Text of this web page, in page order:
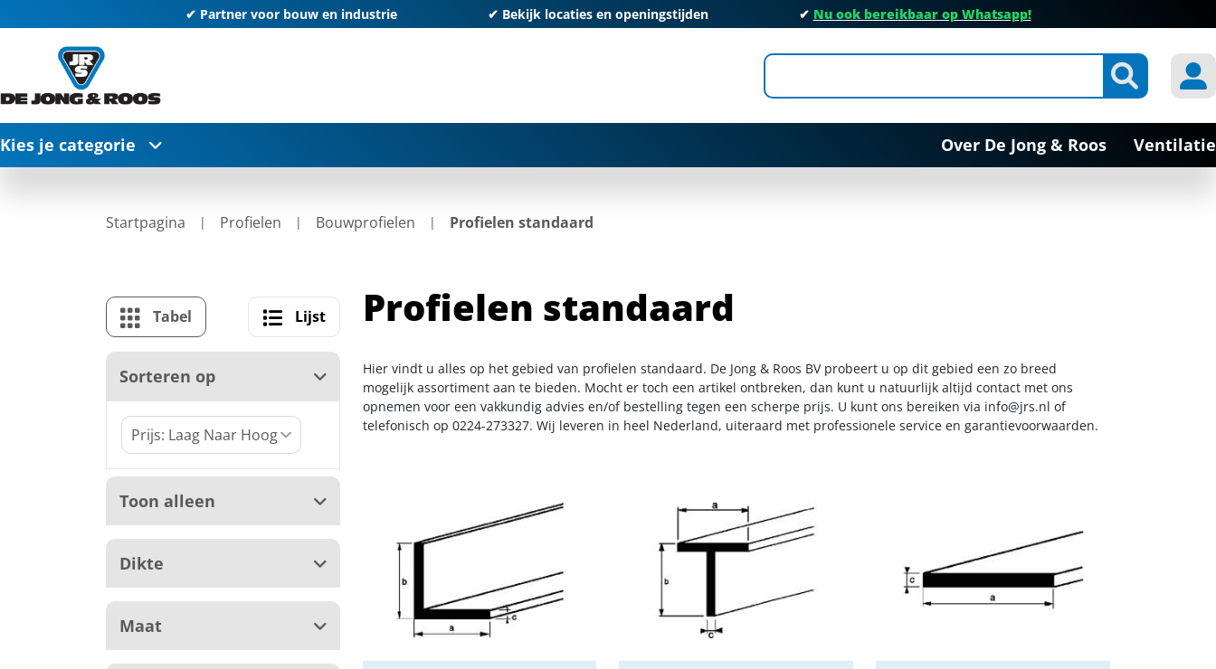
✔ Partner voor bouw en industrie ✔ Bekijk locaties en openingstijden ✔ Nu ook bereikbaar op Whatsapp!
Kies je categorie Over De Jong & Roos Ventilatie
Startpagina Profielen Bouwprofielen Profielen standaard
Tabel Lijst
Sorteren op
Toon alleen
Dikte
Maat
Profielen standaard
Hier vindt u alles op het gebied van profielen standaard. De Jong & Roos BV probeert u op dit gebied een zo breed
mogelijk assortiment aan te bieden. Mocht er toch een artikel ontbreken, dan kunt u natuurlijk altijd contact met ons
opnemen voor een vakkundig advies en/of bestelling tegen een scherpe prijs. U kunt ons bereiken via info@jrs.nl of
telefonisch op 0224-273327. Wij leveren in heel Nederland, uiteraard met professionele service en garantievoorwaarden.